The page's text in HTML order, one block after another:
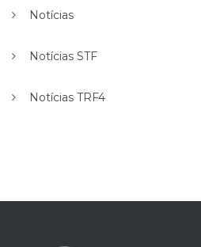
Notícias
Notícias STF
Notícias TRF4